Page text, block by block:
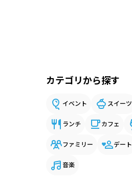
カテゴリから探す
イベント スイーツ
ランチ カフェ
ファミリー デート
音楽